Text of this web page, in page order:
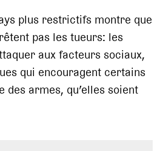
plus restrictifs montre que
pas les tueurs: les
aux facteurs sociaux,
qui encouragent certains
des armes, qu’elles soient